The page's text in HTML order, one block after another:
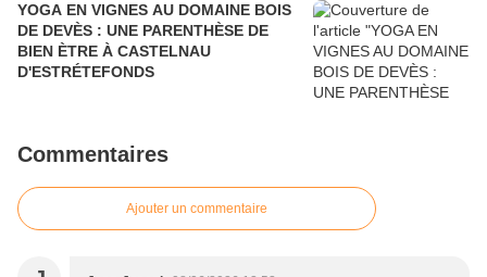
YOGA EN VIGNES AU DOMAINE BOIS
DE DEVÈS : UNE PARENTHÈSE DE
BIEN ÈTRE À CASTELNAU
D'ESTRÉTEFONDS
Commentaires
Ajouter un commentaire